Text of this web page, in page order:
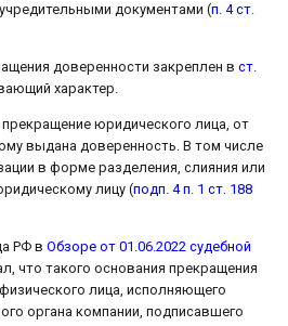
документами (п. 4 ст.
доверенности закреплен в ст.
характер.
юридического лица, от
выдана доверенность. В том числе
в форме разделения, слияния или
лицу (подп. 4 п. 1 ст. 188
РФ в Обзоре от 01.06.2022 судебной
что такого основания прекращения
лица, исполняющего
органа компании, подписавшего